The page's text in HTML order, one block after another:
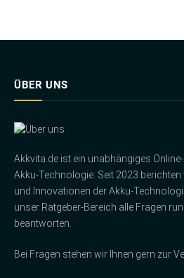
ÜBER UNS
Akkvita.de ist ein unabhängiges
Akku-Technologie. Seit 2023
und Innovationen der Akku-
unser Ratgeber-Bereich alle Fragen
beantworten.
Bei Fragen stehen wir Ihnen gern zur